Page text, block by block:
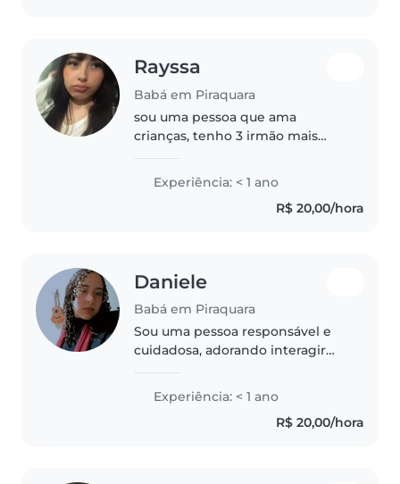
Rayssa
Babá em Piraquara
sou uma pessoa que ama
crianças, tenho 3 irmão mais
então eu me dou muito bem
Experiência: < 1 ano
R$ 20,00/hora
Daniele
Babá em Piraquara
Sou uma pessoa responsável e
cuidadosa, adorando interagir
em ajudar com tarefas escolares
e sou apaixonada por desenho e
jogos. Disponível para cuidar..
Experiência: < 1 ano
R$ 20,00/hora